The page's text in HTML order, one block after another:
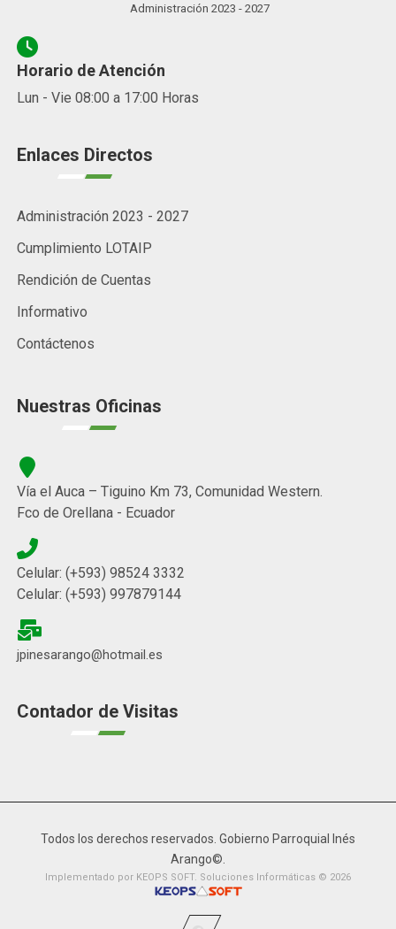
Administración 2023 - 2027
Horario de Atención
Lun - Vie 08:00 a 17:00 Horas
Enlaces Directos
Administración 2023 - 2027
Cumplimiento LOTAIP
Rendición de Cuentas
Informativo
Contáctenos
Nuestras Oficinas
Vía el Auca – Tiguino Km 73, Comunidad Western.
Fco de Orellana - Ecuador
Celular: (+593) 98524 3332
Celular: (+593) 997879144
jpinesarango@hotmail.es
Contador de Visitas
Todos los derechos reservados. Gobierno Parroquial Inés
Arango©.
Implementado por KEOPS SOFT. Soluciones Informáticas © 2026